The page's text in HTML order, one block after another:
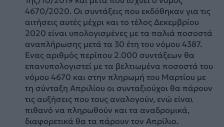
4670/2020. Οι συντάξεις που εκδόθηκαν για τις
αιτήσεις αυτές μέχρι και το τέλος Δεκεμβρίου
2020 είναι υπολογισμένες με τα παλιά ποσοστά
αναπλήρωσης μετά τα 30 έτη του νόμου 4387.
Ενας αριθμός περίπου 2.000 συντάξεων θα
επανυπολογιστεί με τα βελτιωμένα ποσοστά του
νόμου 4670 και στην πληρωμή του Μαρτίου με
τη σύνταξη Απριλίου οι συνταξιούχοι θα πάρουν
τις αυξήσεις που τους αναλογούν, ενώ είναι
πιθανό να πληρωθούν και τα αναδρομικά,
διαφορετικά θα τα πάρουν τον Απρίλιο.